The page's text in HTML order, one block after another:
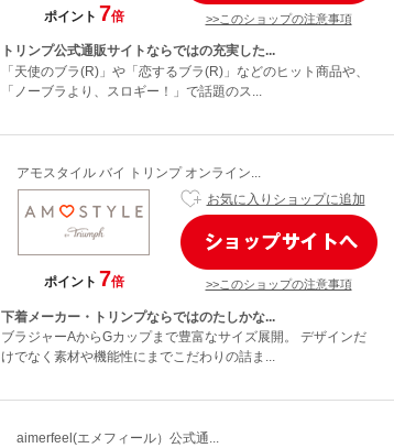
ポイント 7倍 >>このショップの注意事項
トリンプ公式通販サイトならではの充実した...
「天使のブラ(R)」や「恋するブラ(R)」などのヒット商品や、
「ノーブラより、スロギー！」で話題のス...
アモスタイル バイ トリンプ オンライン...
ポイント 7倍
お気に入りショップに追加
>>このショップの注意事項
下着メーカー・トリンプならではのたしかな...
ブラジャーAからGカップまで豊富なサイズ展開。 デザインだ
けでなく素材や機能性にまでこだわりの詰ま...
aimerfeel(エメフィール）公式通...